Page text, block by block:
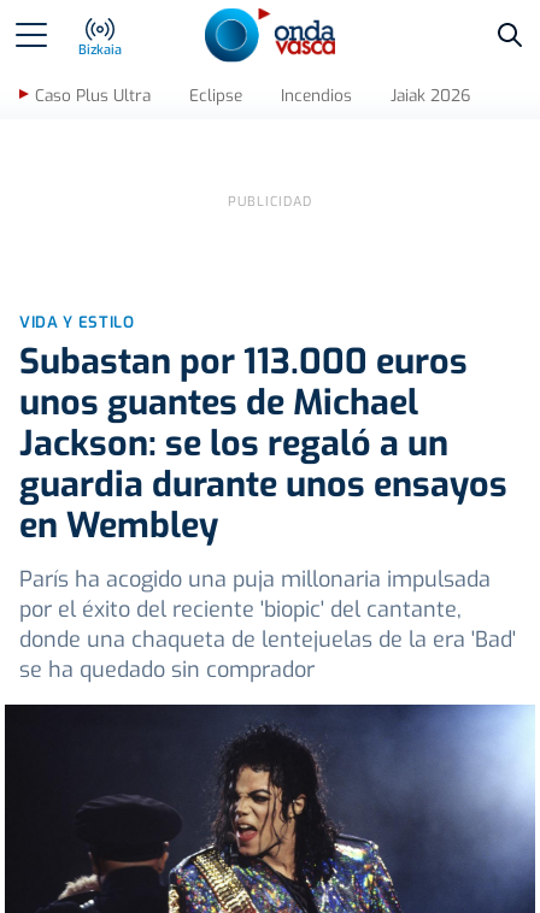
Bizkaia
Caso Plus Ultra Eclipse Incendios Jaiak 2026
VIDA Y ESTILO
Subastan por 113.000 euros
unos guantes de Michael
Jackson: se los regaló a un
guardia durante unos ensayos
en Wembley
París ha acogido una puja millonaria impulsada
por el éxito del reciente 'biopic' del cantante,
donde una chaqueta de lentejuelas de la era 'Bad'
se ha quedado sin comprador